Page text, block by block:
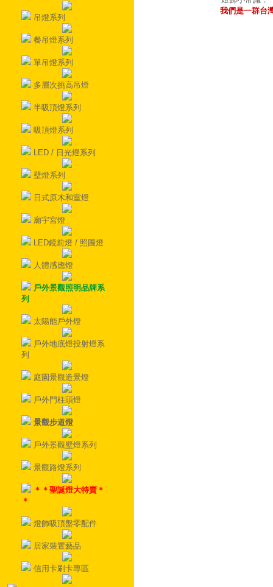
吊燈系列
餐吊燈系列
單吊燈系列
多層次挑高吊燈
半吸頂燈系列
吸頂燈系列
LED / 日光燈系列
壁燈系列
日式原木和室燈
廟宇宮燈
LED鏡前燈 / 照圖燈
人體感應燈
戶外景觀照明品牌系
列
太陽能戶外燈
戶外地底燈投射燈系
列
庭園景觀造景燈
戶外門柱頭燈
景觀步道燈
戶外景觀壁燈系列
景觀路燈系列
＊＊聖誕燈大特賣＊
＊
燈飾吸頂盤零配件
居家裝置藝品
信用卡刷卡專區
我們是一群台